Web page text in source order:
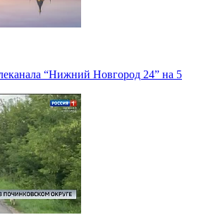
“Нижний Новгород 24” на 5